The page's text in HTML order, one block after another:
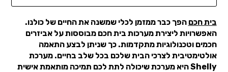
בית חכם הפך כבר ממזמן לכלי שמשנה את החיים של כולנו.
האפשרויות ליצירת מערכות בית חכם מבוססות על אביזרים
חכמים וטכנולוגיות מתקדמות. כך שניתן לבצע התאמה
אולטימטיבית לצרכי הבית שלכם בכל שלב בחיים. מערכת
Shelly היא מערכת שיכולה לתת לכם תמיכה מותאמת אישית